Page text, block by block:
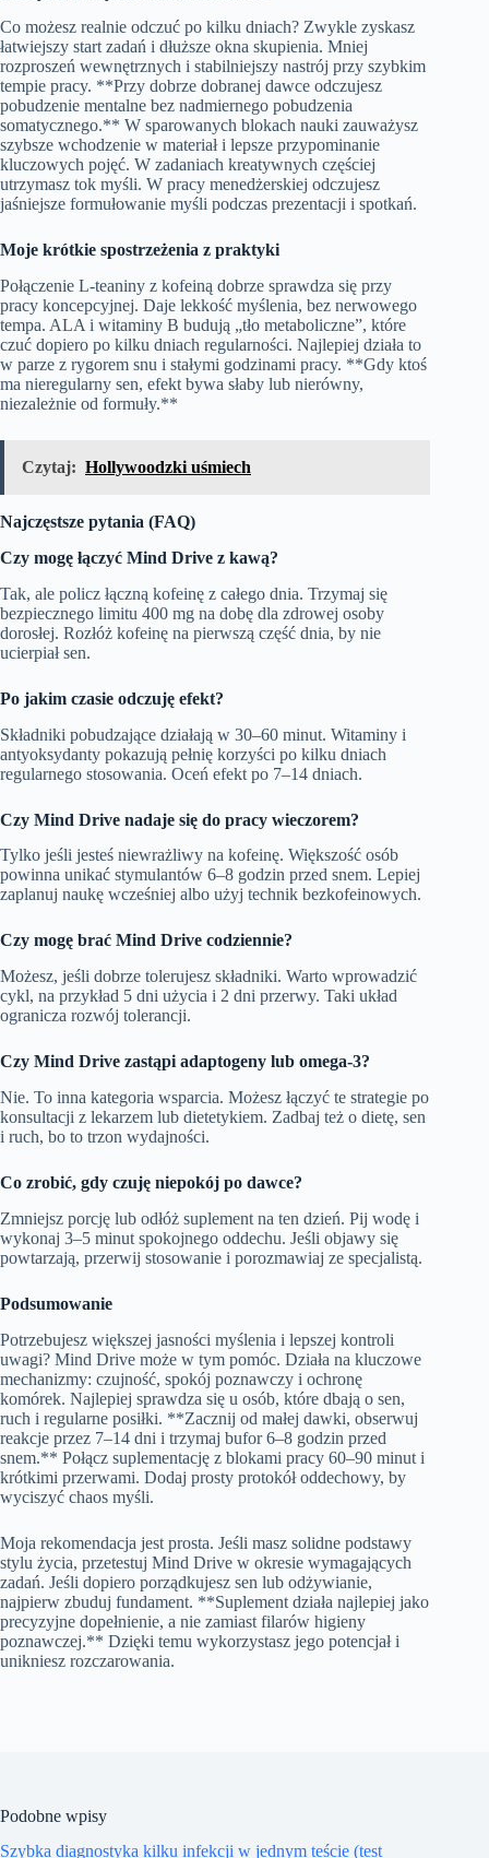
Co możesz realnie odczuć po kilku dniach? Zwykle zyskasz
łatwiejszy start zadań i dłuższe okna skupienia. Mniej
rozproszeń wewnętrznych i stabilniejszy nastrój przy szybkim
tempie pracy. **Przy dobrze dobranej dawce odczujesz
pobudzenie mentalne bez nadmiernego pobudzenia
somatycznego.** W sparowanych blokach nauki zauważysz
szybsze wchodzenie w materiał i lepsze przypominanie
kluczowych pojęć. W zadaniach kreatywnych częściej
utrzymasz tok myśli. W pracy menedżerskiej odczujesz
jaśniejsze formułowanie myśli podczas prezentacji i spotkań.
Moje krótkie spostrzeżenia z praktyki
Połączenie L‑teaniny z kofeiną dobrze sprawdza się przy
pracy koncepcyjnej. Daje lekkość myślenia, bez nerwowego
tempa. ALA i witaminy B budują „tło metaboliczne”, które
czuć dopiero po kilku dniach regularności. Najlepiej działa to
w parze z rygorem snu i stałymi godzinami pracy. **Gdy ktoś
ma nieregularny sen, efekt bywa słaby lub nierówny,
niezależnie od formuły.**
Czytaj: Hollywoodzki uśmiech
Najczęstsze pytania (FAQ)
Czy mogę łączyć Mind Drive z kawą?
Tak, ale policz łączną kofeinę z całego dnia. Trzymaj się
bezpiecznego limitu 400 mg na dobę dla zdrowej osoby
dorosłej. Rozłóż kofeinę na pierwszą część dnia, by nie
ucierpiał sen.
Po jakim czasie odczuję efekt?
Składniki pobudzające działają w 30–60 minut. Witaminy i
antyoksydanty pokazują pełnię korzyści po kilku dniach
regularnego stosowania. Oceń efekt po 7–14 dniach.
Czy Mind Drive nadaje się do pracy wieczorem?
Tylko jeśli jesteś niewrażliwy na kofeinę. Większość osób
powinna unikać stymulantów 6–8 godzin przed snem. Lepiej
zaplanuj naukę wcześniej albo użyj technik bezkofeinowych.
Czy mogę brać Mind Drive codziennie?
Możesz, jeśli dobrze tolerujesz składniki. Warto wprowadzić
cykl, na przykład 5 dni użycia i 2 dni przerwy. Taki układ
ogranicza rozwój tolerancji.
Czy Mind Drive zastąpi adaptogeny lub omega‑3?
Nie. To inna kategoria wsparcia. Możesz łączyć te strategie po
konsultacji z lekarzem lub dietetykiem. Zadbaj też o dietę, sen
i ruch, bo to trzon wydajności.
Co zrobić, gdy czuję niepokój po dawce?
Zmniejsz porcję lub odłóż suplement na ten dzień. Pij wodę i
wykonaj 3–5 minut spokojnego oddechu. Jeśli objawy się
powtarzają, przerwij stosowanie i porozmawiaj ze specjalistą.
Podsumowanie
Potrzebujesz większej jasności myślenia i lepszej kontroli
uwagi? Mind Drive może w tym pomóc. Działa na kluczowe
mechanizmy: czujność, spokój poznawczy i ochronę
komórek. Najlepiej sprawdza się u osób, które dbają o sen,
ruch i regularne posiłki. **Zacznij od małej dawki, obserwuj
reakcje przez 7–14 dni i trzymaj bufor 6–8 godzin przed
snem.** Połącz suplementację z blokami pracy 60–90 minut i
krótkimi przerwami. Dodaj prosty protokół oddechowy, by
wyciszyć chaos myśli.
Moja rekomendacja jest prosta. Jeśli masz solidne podstawy
stylu życia, przetestuj Mind Drive w okresie wymagających
zadań. Jeśli dopiero porządkujesz sen lub odżywianie,
najpierw zbuduj fundament. **Suplement działa najlepiej jako
precyzyjne dopełnienie, a nie zamiast filarów higieny
poznawczej.** Dzięki temu wykorzystasz jego potencjał i
unikniesz rozczarowania.
Podobne wpisy
Szybka diagnostyka kilku infekcji w jednym teście (test